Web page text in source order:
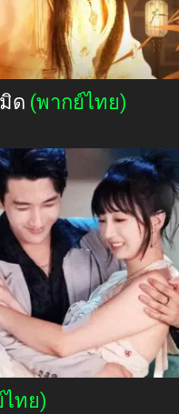
ด (พากย์ไทย)
ทย)